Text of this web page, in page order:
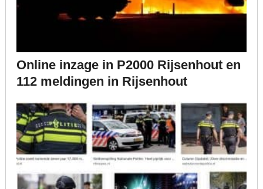
Online inzage in P2000 Rijsenhout en
112 meldingen in Rijsenhout